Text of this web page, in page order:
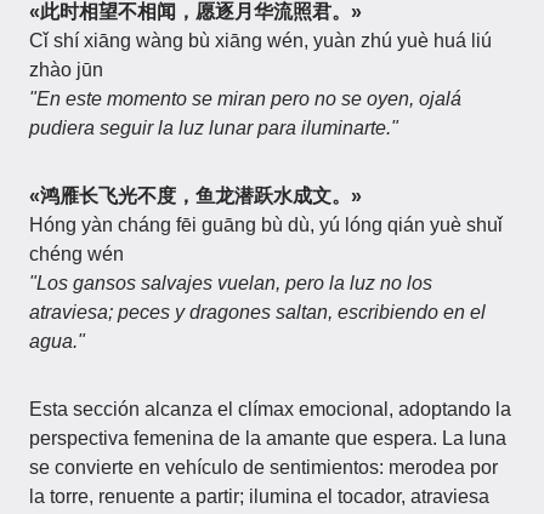
«此时相望不相闻，愿逐月华流照君。»
Cǐ shí xiāng wàng bù xiāng wén, yuàn zhú yuè huá liú
zhào jūn
"En este momento se miran pero no se oyen, ojalá
pudiera seguir la luz lunar para iluminarte."
«鸿雁长飞光不度，鱼龙潜跃水成文。»
Hóng yàn cháng fēi guāng bù dù, yú lóng qián yuè shuǐ
chéng wén
"Los gansos salvajes vuelan, pero la luz no los
atraviesa; peces y dragones saltan, escribiendo en el
agua."
Esta sección alcanza el clímax emocional, adoptando la
perspectiva femenina de la amante que espera. La luna
se convierte en vehículo de sentimientos: merodea por
la torre, renuente a partir; ilumina el tocador, atraviesa